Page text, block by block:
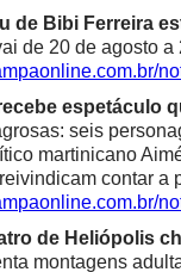
de Bibi Ferreira
de 20 de agosto
espetáculo
seis
martinicano
contar a
de Heliópolis
montagens